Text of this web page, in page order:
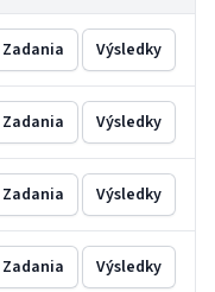
Zadania Výsledky
Zadania Výsledky
Zadania Výsledky
Zadania Výsledky